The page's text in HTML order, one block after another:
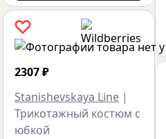
2307₽
Stanishevskaya Line |
Трикотажный костюм с
юбкой